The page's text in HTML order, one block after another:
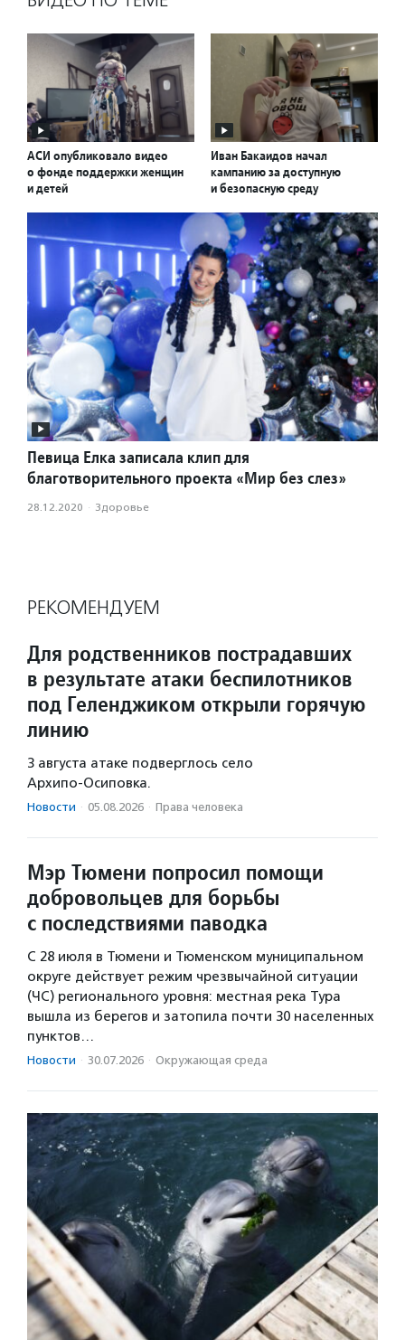
АСИ опубликовало видео
о фонде поддержки женщин
и детей
Иван Бакаидов начал
кампанию за доступную
и безопасную среду
Певица Елка записала клип для
благотворительного проекта «Мир без слез»
28.12.2020 · Здоровье
РЕКОМЕНДУЕМ
Для родственников пострадавших
в результате атаки беспилотников
под Геленджиком открыли горячую
линию
3 августа атаке подверглось село
Архипо‑Осиповка.
Новости · 05.08.2026 · Права человека
Мэр Тюмени попросил помощи
добровольцев для борьбы
с последствиями паводка
С 28 июля в Тюмени и Тюменском муниципальном
округе действует режим чрезвычайной ситуации
(ЧС) регионального уровня: местная река Тура
вышла из берегов и затопила почти 30 населенных
пунктов…
Новости · 30.07.2026 · Окружающая среда